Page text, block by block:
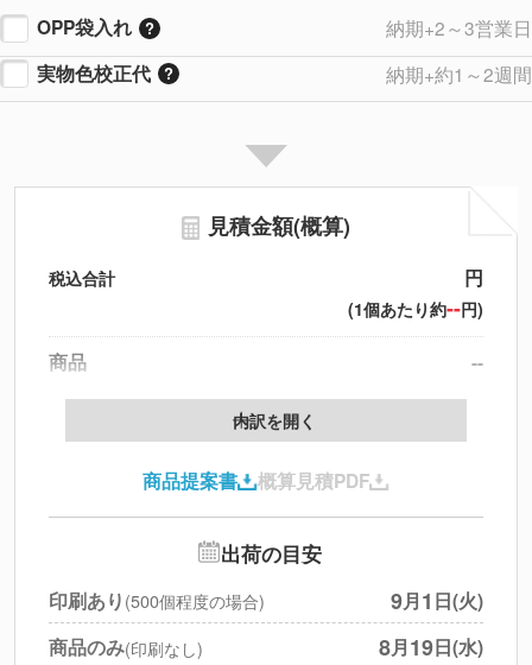
OPP袋入れ
納期+2～3営業日
実物色校正代
納期+約1～2週間
見積金額(概算)
税込合計 円
(1個あたり約--円)
商品
--
製版代
印刷代
北海道・沖縄・離島 別途
円
※上記小計は税別です
内訳を開く
商品提案書 概算見積PDF
出荷の目安
印刷あり (500個程度の場合) 9月1 日(火)
商品のみ(印刷なし) 8月19日(水)